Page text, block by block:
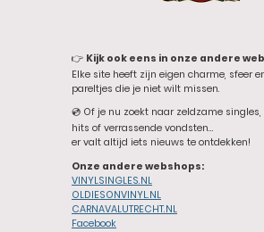
👉 Kijk ook eens in onze andere
Elke site heeft zijn eigen charme, sfeer
pareltjes die je niet wilt missen.
💿 Of je nu zoekt naar zeldzame
hits of verrassende vondsten…
er valt altijd iets nieuws te ontdekken!
Onze andere webshops:
VINYLSINGLES.NL
OLDIESONVINYL.NL
CARNAVALUTRECHT.NL
Facebook